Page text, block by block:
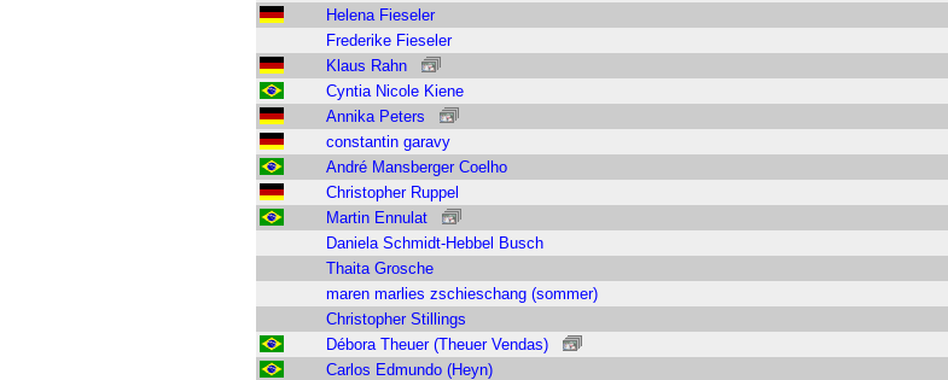
Helena Fieseler
Frederike Fieseler
Klaus Rahn
Cyntia Nicole Kiene
Annika Peters
constantin garavy
André Mansberger Coelho
Christopher Ruppel
Martin Ennulat
Daniela Schmidt-Hebbel Busch
Thaita Grosche
maren marlies zschieschang (sommer)
Christopher Stillings
Débora Theuer (Theuer Vendas)
Carlos Edmundo (Heyn)